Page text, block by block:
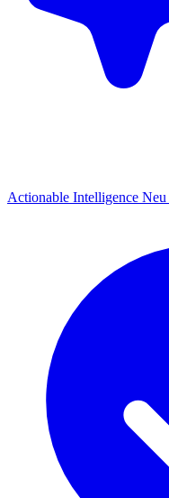
Actionable Intelligence Neu